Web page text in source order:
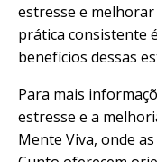
estresse e
prática consistente
benefícios dessas
Para mais
estresse e a
Mente Viva, onde